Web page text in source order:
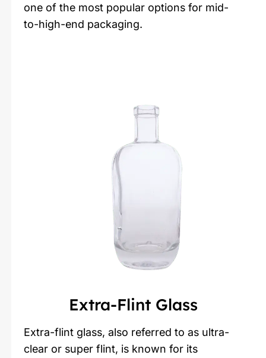
one of the most popular options for mid-
to-high-end packaging.
Extra-Flint Glass
Extra-flint glass, also referred to as ultra-
clear or super flint, is known for its